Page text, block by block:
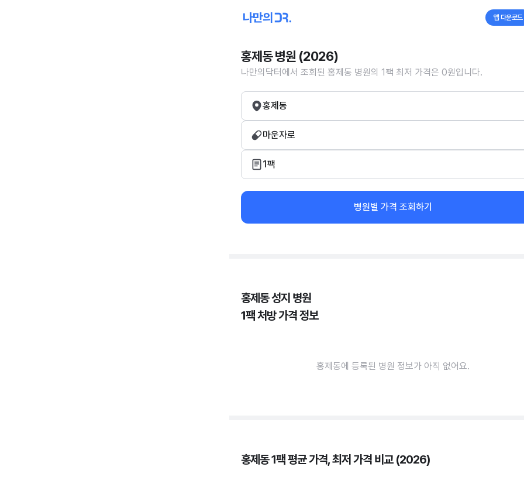
앱 다운로드
홍제동 병원 (2026)
나만의닥터에서 조회된 홍제동 병원의 1팩 최저 가격은 0원입니다.
홍제동
마운자로
1팩
병원별 가격 조회하기
홍제동 성지 병원
1팩 처방 가격 정보
홍제동에 등록된 병원 정보가 아직 없어요.
홍제동 1팩 평균 가격, 최저 가격 비교 (2026)